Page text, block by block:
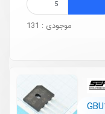
موجودی : 131